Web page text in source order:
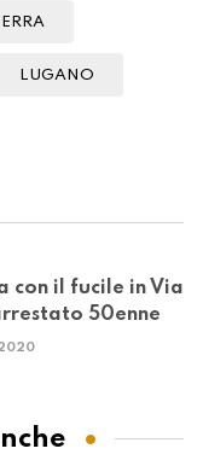
LUGANO
con il fucile in Via
50enne
2020